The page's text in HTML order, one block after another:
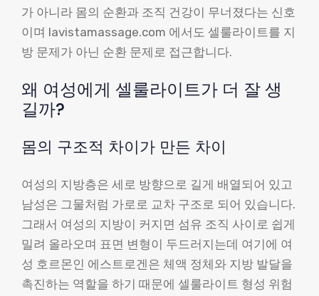
가 아니라 몸의 순환과 조직 건강이 무너졌다는 신호
이며 lavistamassage.com 에서도 셀룰라이트를 지
방 문제가 아닌 순환 문제로 접근합니다.
왜 여성에게 셀룰라이트가 더 잘 생
길까?
몸의 구조적 차이가 만든 차이
여성의 지방층은 세로 방향으로 길게 배열되어 있고
남성은 그물처럼 가로로 교차 구조로 되어 있습니다.
그래서 여성의 지방이 커지면 섬유 조직 사이로 쉽게
밀려 올라오며 표면 변형이 두드러지는데 여기에 여
성 호르몬인 에스트로겐은 체액 정체와 지방 발달을
촉진하는 역할을 하기 때문에 셀룰라이트 형성 위험